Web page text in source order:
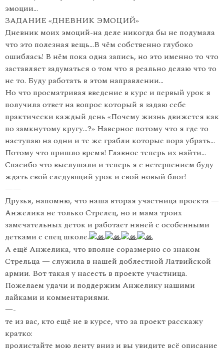
эмоции…
ЗАДАНИЕ «ДНЕВНИК ЭМОЦИЙ»
Дневник моих эмоций-на деле никогда бы не подумала
что это полезная вещь…В чём собственно глубоко
ошиблась! В нём пока одна запись, но это именно то что
заставляет задуматься о том что я реально делаю что то
не то. Буду работать в этом направлении…
Но что просматривая введение в курс и первый урок я
получила ответ на вопрос который я задаю себе
практически каждый день «Почему жизнь движется как
по замкнутому кругу…?» Наверное потому что я где то
наступаю на одни и те же грабли которые пора убрать…
Потому что пришло время! Главное теперь их найти…
Спасибо что выслушали и теперь я с нетерпением буду
ждать свой следующий урок и свой новый блог!
——
Друзья, напомню, что наша вторая участница проекта —
Анжелика не только Стрелец, но и мама троих
замечательных деток и работает няней с особенными
детками с спец школе.
А ещё Анжелика, что вполне соразмерно со знаком
Стрельца — служила в нашей доблестной Латвийской
армии. Вот такая у насесть в проекте участница.
Пожелаем удачи и поддержим Анжелику нашими
лайками и комментариями.
—-
те из вас, кто ещё не в курсе, что за проект расскажу
кратко:
пролистайте мою ленту вниз и вы увидите всё описание